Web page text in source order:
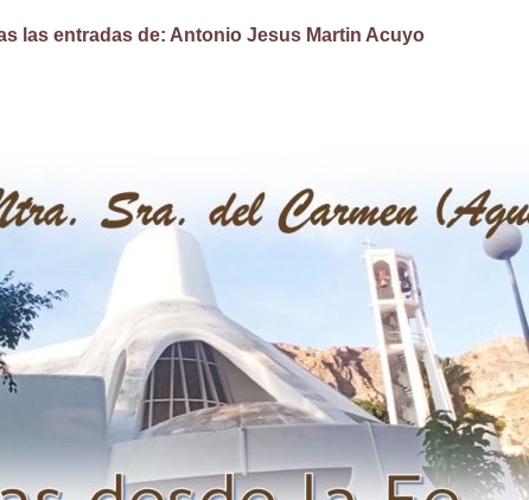
las entradas de: Antonio Jesus Martin Acuyo